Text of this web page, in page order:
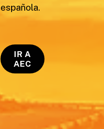
española.
IR A
AEC